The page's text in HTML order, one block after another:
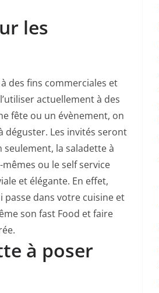
les
des fins commerciales et
actuellement à des
fête ou un évènement, on
déguster. Les invités seront
la saladette à
ou le self service
et élégante. En effet,
passe dans votre cuisine et
son fast Food et faire
à poser